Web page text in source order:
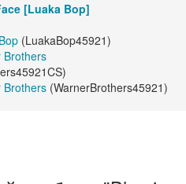
[Luaka Bop]
(LuakaBop45921)
Brothers
Brothers (WarnerBrothers45921)